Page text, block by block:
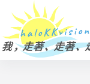
主
要